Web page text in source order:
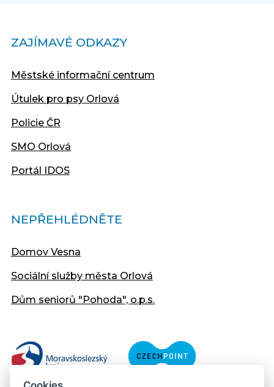
ZAJÍMAVÉ ODKAZY
Městské informační centrum
Útulek pro psy Orlová
Policie ČR
SMO Orlová
Portál IDOS
NEPŘEHLÉDNĚTE
Domov Vesna
Sociální služby města Orlová
Dům seniorů "Pohoda", o.p.s.